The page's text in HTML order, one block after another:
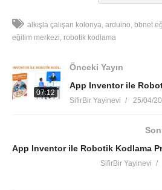
alkışla çalışan kolonya arduino bbnet
eğitim merkezi robotik kodlama
07:12
Önceki Yayın
SifirBir Yayinevi 25/04/
SifirBir Yayinevi